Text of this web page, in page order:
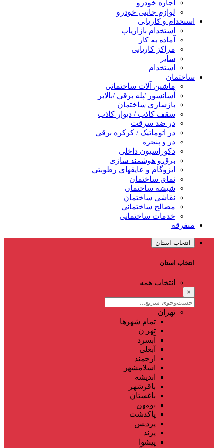
اجاره خودرو
لوازم جانبی خودرو
استخدام و کاریابی
استخدام بازاریاب
آماده به کار
مراکز کاریابی
سایر
استخدام
ساختمان
ماشین آلات ساختمانی
آسانسور /پله برقی /بالابر
بازسازی ساختمان
سقف کاذب / دیوار کاذب
در ضد سرقت
در اتوماتیک / کرکره برقی
در و پنجره
دکوراسیون داخلی
برق و هوشمند سازی
ایزوگام و عایقهای رطوبتی
نمای ساختمان
شیشه ساختمان
نقاشی ساختمان
مصالح ساختمانی
خدمات ساختمانی
متفرقه
انتخاب استان
انتخاب استان
انتخاب همه
×
تهران
تمام شهر‌ها
تهران
آبسرد
آبعلی
ارجمند
اسلامشهر
اندیشه
باقرشهر
باغستان
بومهن
پاکدشت
پردیس
پرند
پیشوا